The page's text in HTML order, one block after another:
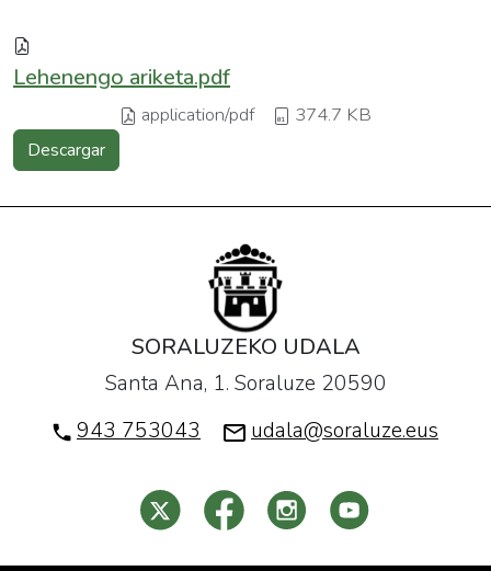
Lehenengo ariketa.pdf
application/pdf 374.7 KB
Descargar
SORALUZEKO UDALA
Santa Ana, 1. Soraluze 20590
943 753043
udala@soraluze.eus